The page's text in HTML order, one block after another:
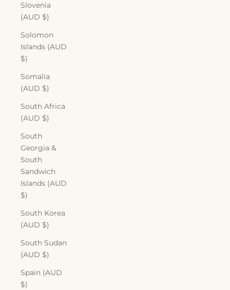
Slovenia
(AUD $)
Solomon
Islands (AUD
$)
Somalia
(AUD $)
South Africa
(AUD $)
South
Georgia &
South
Sandwich
Islands (AUD
$)
South Korea
(AUD $)
South Sudan
(AUD $)
Spain (AUD
$)